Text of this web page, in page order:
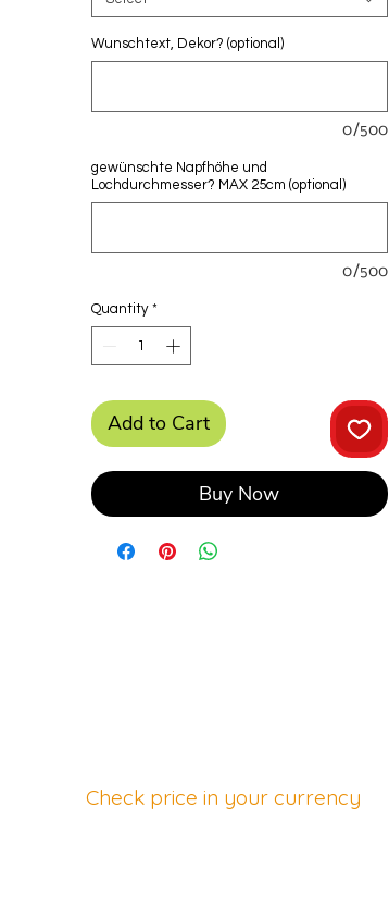
Wunschtext, Dekor? (optional)
0/500
gewünschte Napfhöhe und
Lochdurchmesser? MAX 25cm (optional)
0/500
Quantity *
Add to Cart
Buy Now
Check price in your currency